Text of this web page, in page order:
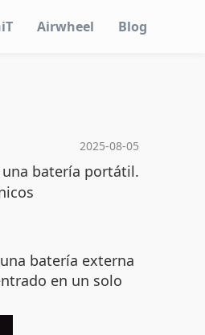
Airwheel Blog
2025-08-05
batería portátil.
batería externa
en un solo